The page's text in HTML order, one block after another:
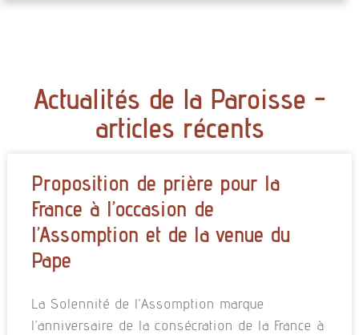
Actualités de la Paroisse -
articles récents
Proposition de prière pour la
France à l’occasion de
l’Assomption et de la venue du
Pape
La Solennité de l’Assomption marque
l’anniversaire de la consécration de la France à